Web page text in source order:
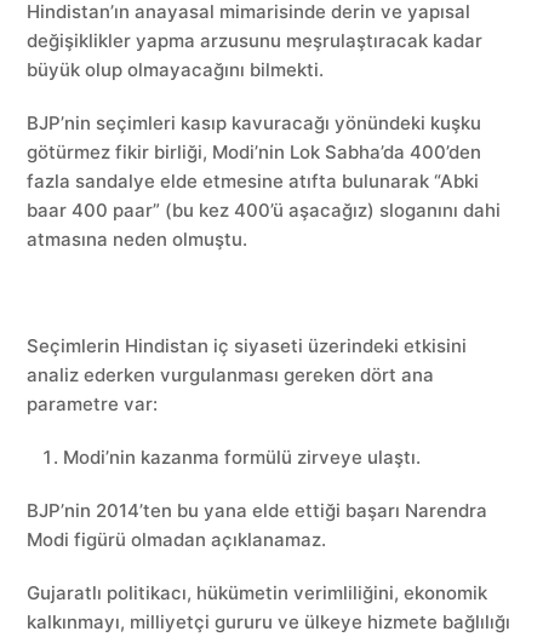
Hindistan’ın anayasal mimarisinde derin ve yapısal
değişiklikler yapma arzusunu meşrulaştıracak kadar
büyük olup olmayacağını bilmekti.
BJP’nin seçimleri kasıp kavuracağı yönündeki kuşku
götürmez fikir birliği, Modi’nin Lok Sabha’da 400’den
fazla sandalye elde etmesine atıfta bulunarak “Abki
baar 400 paar” (bu kez 400’ü aşacağız) sloganını dahi
atmasına neden olmuştu.
Seçimlerin Hindistan iç siyaseti üzerindeki etkisini
analiz ederken vurgulanması gereken dört ana
parametre var:
Modi’nin kazanma formülü zirveye ulaştı.
BJP’nin 2014’ten bu yana elde ettiği başarı Narendra
Modi figürü olmadan açıklanamaz.
Gujaratlı politikacı, hükümetin verimliliğini, ekonomik
kalkınmayı, milliyetçi gururu ve ülkeye hizmete bağlılığı